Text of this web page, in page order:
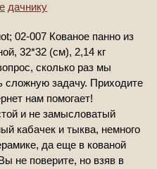
дачнику
сколько раз мы
сложную задачу. Приходите
нам помогает!
и не замысловатый
кабачек и тыква, немного
да еще в кованой
не поверите, но взяв в